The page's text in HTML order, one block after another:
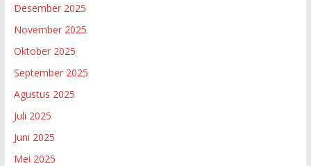
Desember 2025
November 2025
Oktober 2025
September 2025
Agustus 2025
Juli 2025
Juni 2025
Mei 2025